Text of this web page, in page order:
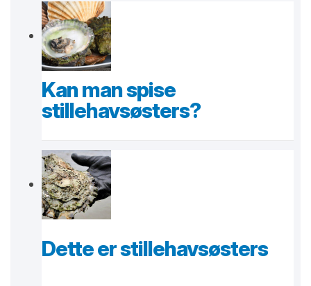
Kan man spise
stillehavsøsters?
Dette er stillehavsøsters